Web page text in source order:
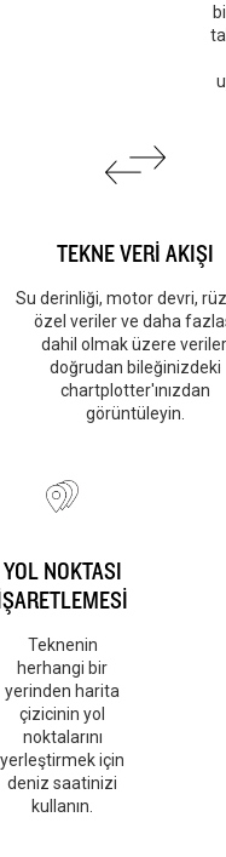
TEKNE VERİ AKIŞI
Su derinliği, motor devri,
özel veriler ve daha
dahil olmak üzere
doğrudan bileğinizdeki
chartplotter'ınızdan
görüntüleyin.
YOL NOKTASI
Teknenin
herhangi bir
yerinden harita
çizicinin yol
noktalarını
yerleştirmek için
deniz saatinizi
kullanın.